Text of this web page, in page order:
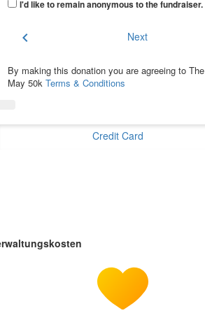
I'd like to remain anonymous to the fundraiser.
chevron_left Next
By making this donation you are agreeing to The
May 50k Terms & Conditions
Credit Card